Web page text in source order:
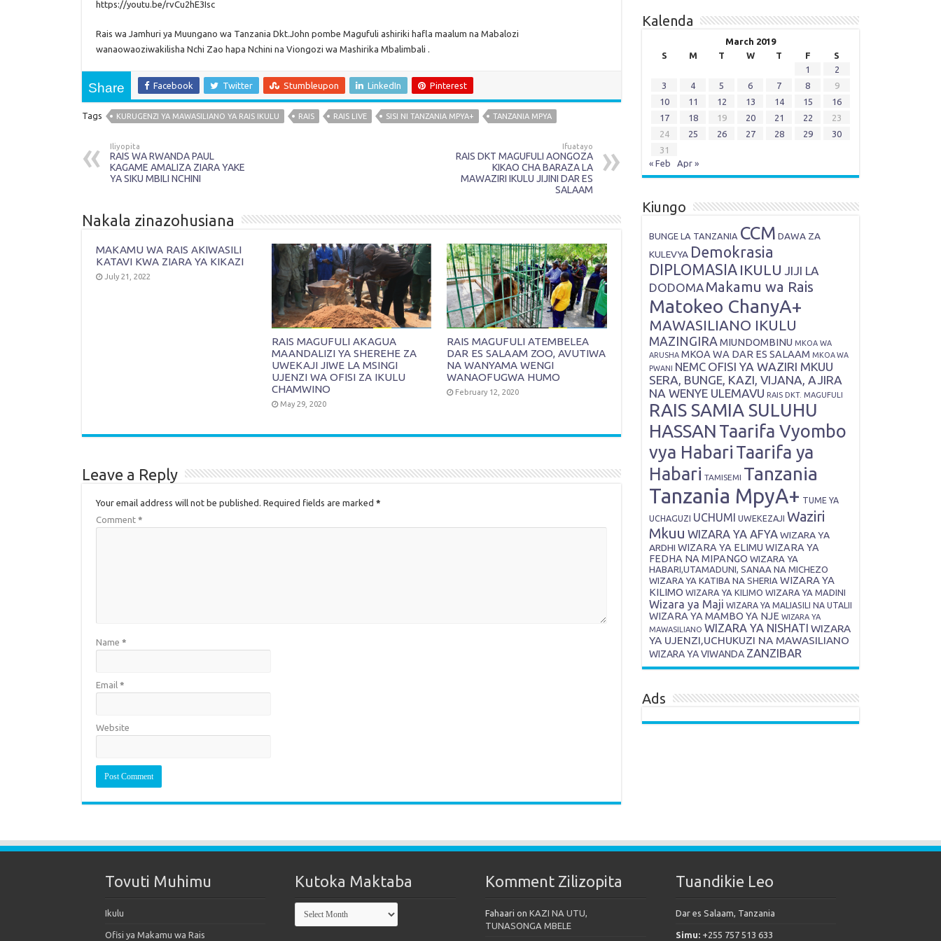
https://youtu.be/rvCu2hE3Isc
Rais wa Jamhuri ya Muungano wa Tanzania Dkt.John pombe Magufuli ashiriki hafla maalum na Mabalozi
wanaowaoziwakilisha Nchi Zao hapa Nchini na Viongozi wa Mashirika Mbalimbali .
Share Facebook Twitter Stumbleupon LinkedIn Pinterest
Tags KURUGENZI YA MAWASILIANO YA RAIS IKULU RAIS RAIS LIVE SISI NI TANZANIA MPYA+ TANZANIA MPYA
Iliyopita
RAIS WA RWANDA PAUL
KAGAME AMALIZA ZIARA YAKE
YA SIKU MBILI NCHINI
Ifuatayo
RAIS DKT MAGUFULI AONGOZA
KIKAO CHA BARAZA LA
MAWAZIRI IKULU JIJINI DAR ES
SALAAM
Nakala zinazohusiana
MAKAMU WA RAIS AKIWASILI
KATAVI KWA ZIARA YA KIKAZI
July 21, 2022
RAIS MAGUFULI AKAGUA
MAANDALIZI YA SHEREHE ZA
UWEKAJI JIWE LA MSINGI
UJENZI WA OFISI ZA IKULU
CHAMWINO
May 29, 2020
RAIS MAGUFULI ATEMBELEA
DAR ES SALAAM ZOO, AVUTIWA
NA WANYAMA WENGI
WANAOFUGWA HUMO
February 12, 2020
Leave a Reply
Your email address will not be published. Required fields are marked *
Comment *
Name *
Email *
Website
Kalenda
March 2019
S
M T W T F
S
1
2
3
4 5 6 7 8
9
10
11 12 13 14 15
16
17
18 19 20 21 22
23
24
25 26 27 28 29
30
31
« Feb
Apr »
Kiungo
BUNGE LA TANZANIA CCM DAWA ZA
KULEVYA Demokrasia
DIPLOMASIA IKULU JIJI LA
DODOMA Makamu wa Rais
Matokeo ChanyA+
MAWASILIANO IKULU
MAZINGIRAMIUNDOMBINU MKOA WA
ARUSHA MKOA WA DAR ES SALAAM MKOA WA
PWANI NEMC OFISI YA WAZIRI MKUU
SERA, BUNGE, KAZI, VIJANA, AJIRA
NA WENYE ULEMAVU RAIS DKT. MAGUFULI
RAIS SAMIA SULUHU
HASSAN Taarifa Vyombo
vya Habari Taarifa ya
Habari TAMISEMI Tanzania
Tanzania MpyA+ TUME YA
UCHAGUZI UCHUMI UWEKEZAJI Waziri
Mkuu WIZARA YA AFYAWIZARA YA
ARDHI WIZARA YA ELIMU WIZARA YA
FEDHA NA MIPANGO WIZARA YA
HABARI,UTAMADUNI, SANAA NA MICHEZO
WIZARA YA KATIBA NA SHERIA WIZARA YA
KILIMO WIZARA YA KILIMO WIZARA YA MADINI
Wizara ya Maji WIZARA YA MALIASILI NA UTALII
WIZARA YA MAMBO YA NJE WIZARA YA
MAWASILIANO WIZARA YA NISHATI WIZARA
YA UJENZI,UCHUKUZI NA MAWASILIANO
WIZARA YA VIWANDA ZANZIBAR
Ads
Tovuti Muhimu
Ikulu
Ofisi ya Makamu wa Rais
Kutoka Maktaba
Kutoka
Maktaba
Komment Zilizopita
Fahaari on KAZI NA UTU,
TUNASONGA MBELE
Tuandikie Leo
Dar es Salaam, Tanzania
Simu: +255 757 513 633